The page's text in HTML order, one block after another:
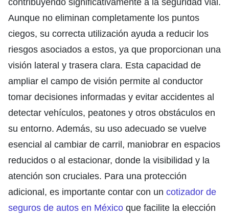
contribuyendo significativamente a la seguridad vial.
Aunque no eliminan completamente los puntos
ciegos, su correcta utilización ayuda a reducir los
riesgos asociados a estos, ya que proporcionan una
visión lateral y trasera clara. Esta capacidad de
ampliar el campo de visión permite al conductor
tomar decisiones informadas y evitar accidentes al
detectar vehículos, peatones y otros obstáculos en
su entorno. Además, su uso adecuado se vuelve
esencial al cambiar de carril, maniobrar en espacios
reducidos o al estacionar, donde la visibilidad y la
atención son cruciales. Para una protección
adicional, es importante contar con un cotizador de
seguros de autos en México que facilite la elección